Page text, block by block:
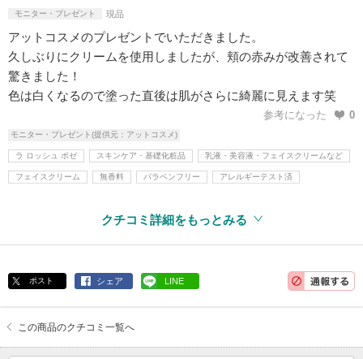
モニター・プレゼント 現品
アットコスメのプレゼントでいただきました。
久しぶりにクリームを使用しましたが、頬の赤みが改善されて
驚きました！
色は白くなるので塗った直後は肌がさらに綺麗に見えます笑
参考になった 0
モニター・プレゼント(提供元：アットコスメ)
ラ ロッシュ ポゼ スキンケア・基礎化粧品 乳液・美容液・フェイスクリームなど
フェイスクリーム 無香料 パラベンフリー アレルギーテスト済
クチコミ詳細をもっとみる
ポスト シェア LINE
この商品のクチコミ一覧へ